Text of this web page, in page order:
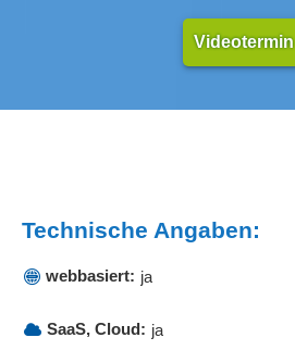
Videotermin
Technische Angaben:
webbasiert: ja
SaaS, Cloud: ja